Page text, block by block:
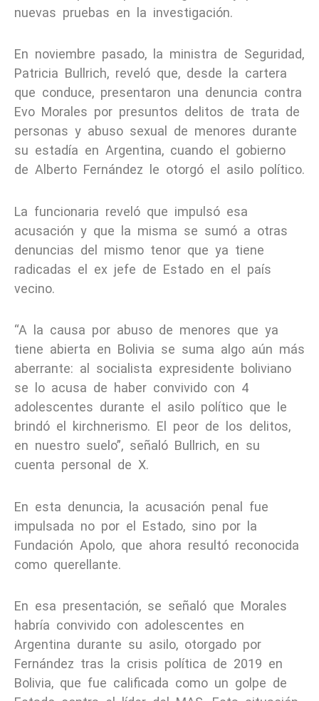
nuevas pruebas en la investigación.
En noviembre pasado, la ministra de Seguridad,
Patricia Bullrich, reveló que, desde la cartera
que conduce, presentaron una denuncia contra
Evo Morales por presuntos delitos de trata de
personas y abuso sexual de menores durante
su estadía en Argentina, cuando el gobierno
de Alberto Fernández le otorgó el asilo político.
La funcionaria reveló que impulsó esa
acusación y que la misma se sumó a otras
denuncias del mismo tenor que ya tiene
radicadas el ex jefe de Estado en el país
vecino.
“A la causa por abuso de menores que ya
tiene abierta en Bolivia se suma algo aún más
aberrante: al socialista expresidente boliviano
se lo acusa de haber convivido con 4
adolescentes durante el asilo político que le
brindó el kirchnerismo. El peor de los delitos,
en nuestro suelo”, señaló Bullrich, en su
cuenta personal de X.
En esta denuncia, la acusación penal fue
impulsada no por el Estado, sino por la
Fundación Apolo, que ahora resultó reconocida
como querellante.
En esa presentación, se señaló que Morales
habría convivido con adolescentes en
Argentina durante su asilo, otorgado por
Fernández tras la crisis política de 2019 en
Bolivia, que fue calificada como un golpe de